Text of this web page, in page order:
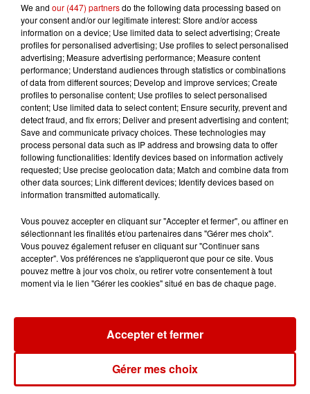
Le Duel - Gagnez vos entrées
pour l'un des zoos de nos
régions !
Destination Vacances - Gagnez
votre séjour en famille au cœur
de la...
Destination Vacances : inscrivez-
vous !
Newsletter
We and our (447) partnersdo the following data processing based on
your consent and/or our legitimate interest: Store and/or access
information on a device; Use limited data to select advertising; Create
profiles for personalised advertising; Use profiles to select personalised
advertising; Measure advertising performance; Measure content
performance; Understand audiences through statistics or combinations
of data from different sources; Develop and improve services; Create
profiles to personalise content; Use profiles to select personalised
content; Use limited data to select content; Ensure security, prevent and
detect fraud, and fix errors; Deliver and present advertising and content;
Save and communicate privacy choices. These technologies may
process personal data such as IP address and browsing data to offer
following functionalities: Identify devices based on information actively
requested; Use precise geolocation data; Match and combine data from
other data sources; Link different devices; Identify devices based on
information transmitted automatically.
Vous pouvez accepter en cliquant sur "Accepter et fermer", ou affiner en
sélectionnant les finalités et/ou partenaires dans "Gérer mes choix".
Vous pouvez également refuser en cliquant sur "Continuer sans
accepter". Vos préférences ne s'appliqueront que pour ce site. Vous
pouvez mettre à jour vos choix, ou retirer votre consentement à tout
moment via le lien "Gérer les cookies" situé en bas de chaque page.
Gérer mes choix
Accepter et fermer